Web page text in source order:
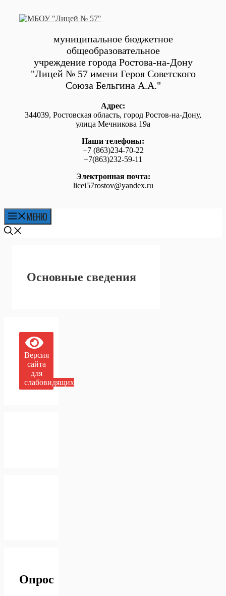
муниципальное бюджетное
общеобразовательное
учреждение города Ростова-на-Дону
"Лицей № 57 имени Героя Советского
Союза Бельгина А.А."
Адрес:
344039, Ростовская область, город Ростов-на-Дону,
улица Мечникова 19а
Наши телефоны:
+7 (863)234-70-22
+7(863)232-59-11
Электронная почта:
licei57rostov@yandex.ru
МЕНЮ
Основные сведения
Версия
сайта
для
слабовидящих
Опрос